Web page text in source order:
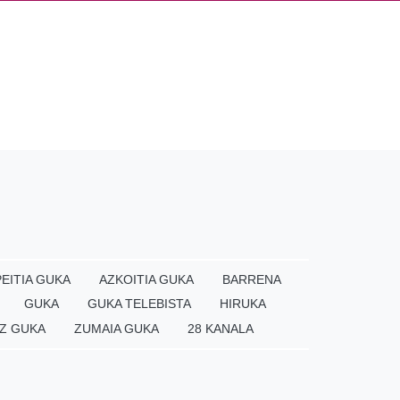
GUKA AZKOITIA GUKA
BARRENA
GUKA GUKA TELEBISTA
HIRUKA
GUKA ZUMAIA GUKA 28 KANALA